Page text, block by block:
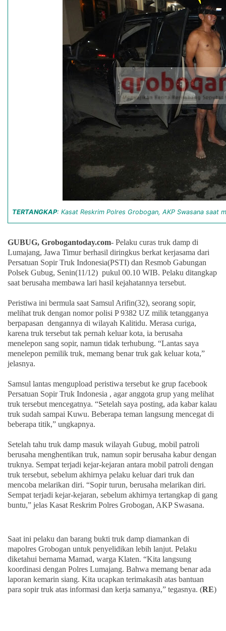
TERTANGKAP: Kasat Reskrim Polres Grobogan, AKP Swasana saat
GUBUG, Grobogantoday.com- Pelaku curas truk damp di
Lumajang, Jawa Timur berhasil diringkus berkat kerjasama dari
Persatuan Sopir Truk Indonesia(PSTI) dan Resmob Gabungan
Polsek Gubug, Senin(11/12) pukul 00.10 WIB. Pelaku ditangkap
saat berusaha membawa lari hasil kejahatannya tersebut.
Peristiwa ini bermula saat Samsul Arifin(32), seorang sopir,
melihat truk dengan nomor polisi P 9382 UZ milik tetangganya
berpapasan dengannya di wilayah Kalitidu. Merasa curiga,
karena truk tersebut tak pernah keluar kota, ia berusaha
menelepon sang sopir, namun tidak terhubung. “Lantas saya
menelepon pemilik truk, memang benar truk gak keluar kota,”
jelasnya.
Samsul lantas mengupload peristiwa tersebut ke grup facebook
Persatuan Sopir Truk Indonesia , agar anggota grup yang melihat
truk tersebut mencegatnya. “Setelah saya posting, ada kabar kalau
truk sudah sampai Kuwu. Beberapa teman langsung mencegat di
beberapa titik,” ungkapnya.
Setelah tahu truk damp masuk wilayah Gubug, mobil patroli
berusaha menghentikan truk, namun sopir berusaha kabur dengan
truknya. Sempat terjadi kejar-kejaran antara mobil patroli dengan
truk tersebut, sebelum akhirnya pelaku keluar dari truk dan
mencoba melarikan diri. “Sopir turun, berusaha melarikan diri.
Sempat terjadi kejar-kejaran, sebelum akhirnya tertangkap di gang
buntu,” jelas Kasat Reskrim Polres Grobogan, AKP Swasana.
Saat ini pelaku dan barang bukti truk damp diamankan di
mapolres Grobogan untuk penyelidikan lebih lanjut. Pelaku
diketahui bernama Mamad, warga Klaten. “Kita langsung
koordinasi dengan Polres Lumajang. Bahwa memang benar ada
laporan kemarin siang. Kita ucapkan terimakasih atas bantuan
para sopir truk atas informasi dan kerja samanya,” tegasnya. (RE)